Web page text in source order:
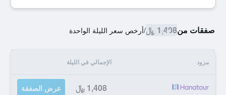
صفقات من1,408 ﷼ /أرخص سعر الليلة الواحدة
مزود الإجمالي في الليلة
1,408 ﷼ عرض الصفقة